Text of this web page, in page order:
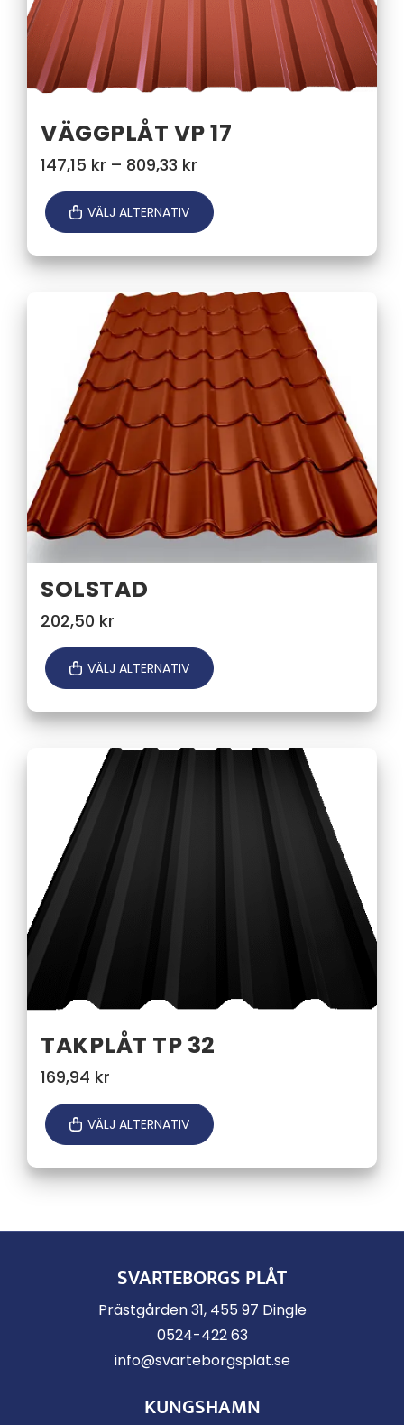
VÄGGPLÅT VP 17
147,15 kr – 809,33 kr
till
809,33 kr
VÄLJ ALTERNATIV
SOLSTAD
202,50 kr
VÄLJ ALTERNATIV
TAKPLÅT TP 32
169,94 kr
VÄLJ ALTERNATIV
SVARTEBORGS PLÅT
Prästgården 31, 455 97 Dingle
0524-422 63
info@svarteborgsplat.se
KUNGSHAMN